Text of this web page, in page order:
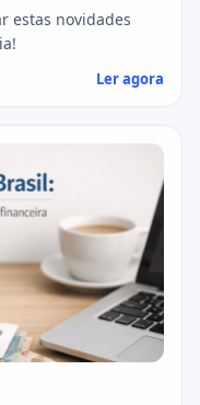
estas novidades
Ler agora